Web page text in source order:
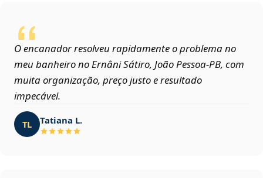
O encanador resolveu rapidamente o problema no
meu banheiro no Ernâni Sátiro, João Pessoa‑PB, com
muita organização, preço justo e resultado
impecável.
TL Tatiana L.